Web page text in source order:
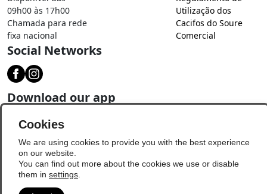
09h00 às 17h00
Chamada para rede
fixa nacional
Utilização dos
Cacifos do Soure
Comercial
Social Networks
Download our app
Cookies
We are using cookies to provide you with the best experience
on our website.
You can find out more about the cookies we use or disable
them in settings